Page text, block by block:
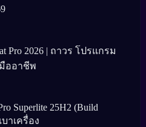
Pro 2026 | ถาวร โปรแกรม
ออาชีพ
Superlite 25H2 (Build
บาเครื่อง